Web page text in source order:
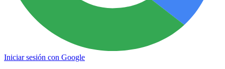
Iniciar sesión con Google